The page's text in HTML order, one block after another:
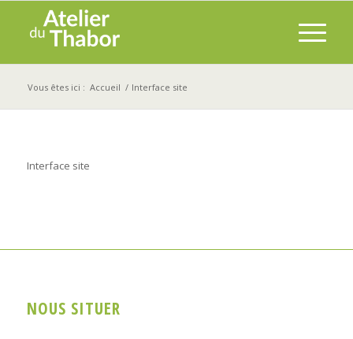
Vous êtes ici : Accueil / Interface site
Interface site
NOUS SITUER